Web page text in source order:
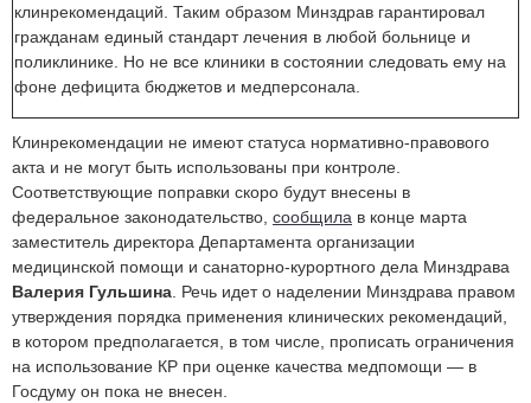
клинрекомендаций. Таким образом Минздрав гарантировал
гражданам единый стандарт лечения в любой больнице и
поликлинике. Но не все клиники в состоянии следовать ему на
фоне дефицита бюджетов и медперсонала.
Клинрекомендации не имеют статуса нормативно-правового
акта и не могут быть использованы при контроле.
Соответствующие поправки скоро будут внесены в
федеральное законодательство, сообщила в конце марта
заместитель директора Департамента организации
медицинской помощи и санаторно-курортного дела Минздрава
Валерия Гульшина . Речь идет о наделении Минздрава правом
утверждения порядка применения клинических рекомендаций,
в котором предполагается, в том числе, прописать ограничения
на использование КР при оценке качества медпомощи — в
Госдуму он пока не внесен.